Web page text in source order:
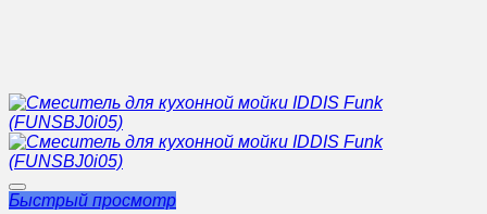
Быстрый просмотр